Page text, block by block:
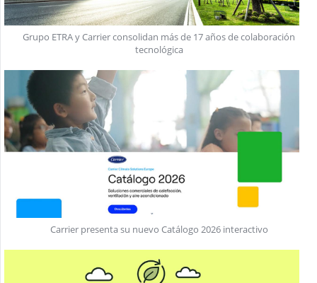
Grupo ETRA y Carrier consolidan más de 17 años de colaboración
tecnológica
Carrier presenta su nuevo Catálogo 2026 interactivo